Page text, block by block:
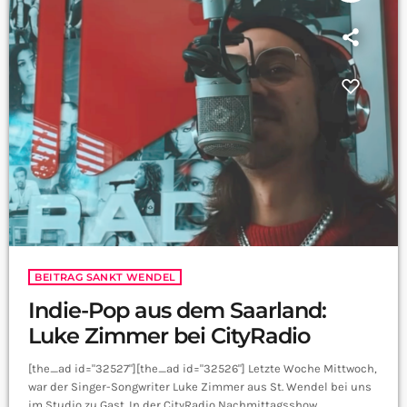
BEITRAG SANKT WENDEL
Indie-Pop aus dem Saarland:
Luke Zimmer bei CityRadio
[the_ad id="32527"][the_ad id="32526"] Letzte Woche Mittwoch,
war der Singer-Songwriter Luke Zimmer aus St. Wendel bei uns